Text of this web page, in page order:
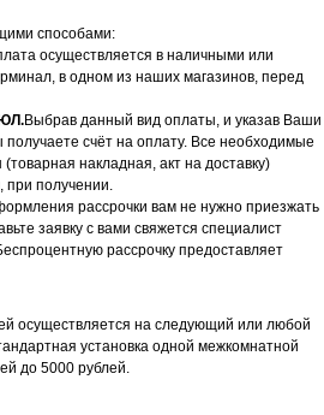
способами:
осуществляется в наличными или
в одном из наших магазинов, перед
Выбрав данный вид оплаты, и указав Ваши
счёт на оплату. Все необходимые
накладная, акт на доставку)
при получении.
рассрочки вам не нужно приезжать
заявку с вами свяжется специалист
рассрочку предоставляет
осуществляется на следующий или любой
установка одной межкомнатной
до 5000 рублей.